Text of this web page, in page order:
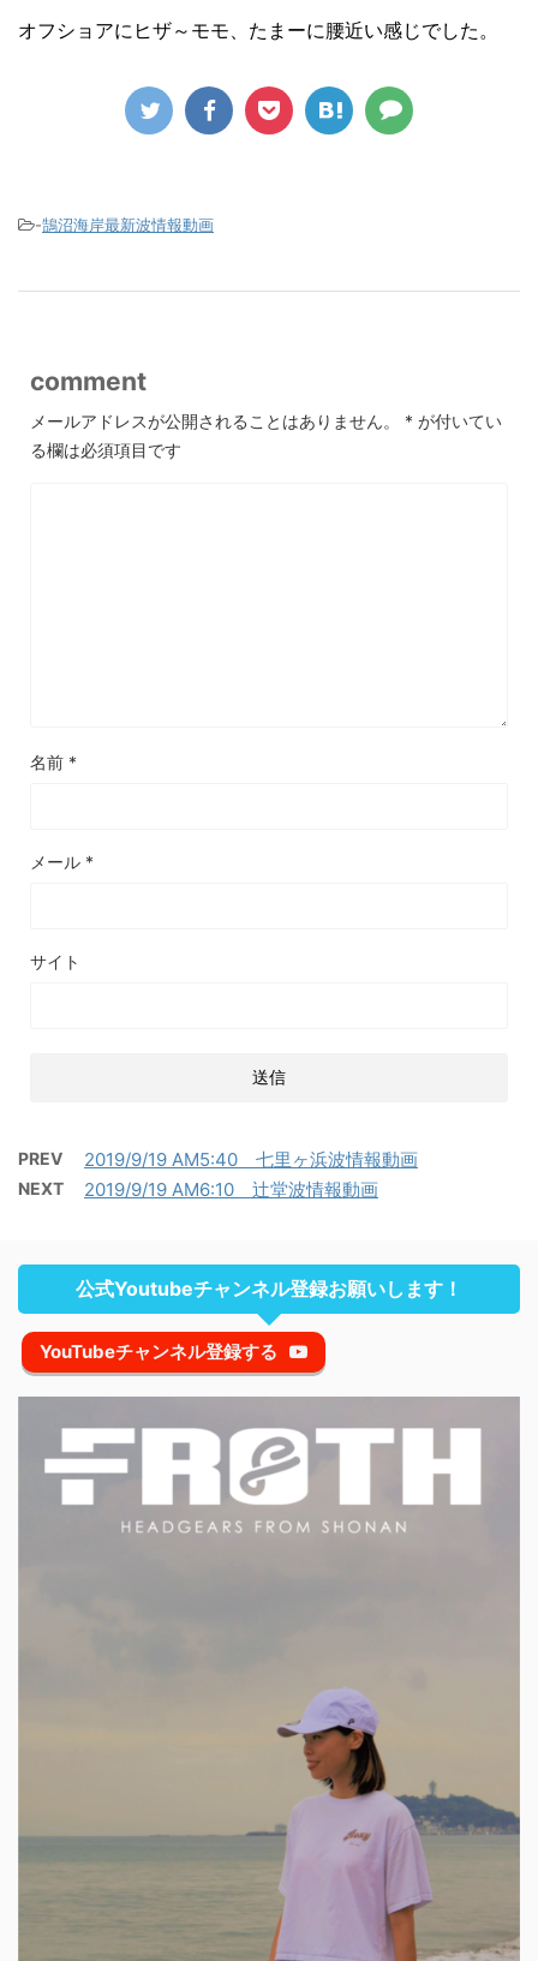
オフショアにヒザ～モモ、たまーに腰近い感じでした。
-鵠沼海岸最新波情報動画
comment
メールアドレスが公開されることはありません。 * が付いてい
る欄は必須項目です
名前 *
メール *
サイト
PREV 2019/9/19 AM5:40 七里ヶ浜波情報動画
NEXT 2019/9/19 AM6:10 辻堂波情報動画
公式Youtubeチャンネル登録お願いします！
YouTubeチャンネル登録する